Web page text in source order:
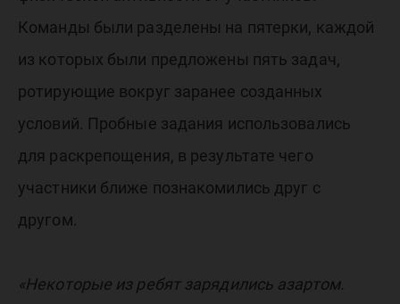
Команды были разделены на пятерки, каждой
из которых были предложены пять задач,
ротирующие вокруг заранее созданных
условий. Пробные задания использовались
для раскрепощения, в результате чего
участники ближе познакомились друг с
другом.
«Некоторые из ребят зарядились азартом.